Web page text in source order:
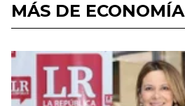
MÁS DE ECONOMÍA